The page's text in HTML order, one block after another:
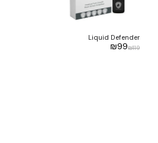
Liquid Defender
₪119
₪99